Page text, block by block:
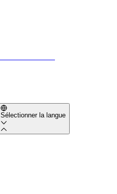
Sélectionner la langue